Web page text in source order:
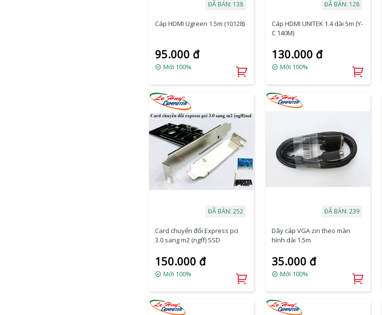
ĐÃ BÁN: 138
Cáp HDMI Ugreen 1.5m (10128)
95.000 đ
Mới 100%
ĐÃ BÁN: 128
Cáp HDMI UNITEK 1.4 dài 5m (Y-
C 140M)
130.000 đ
Mới 100%
ĐÃ BÁN: 252
Card chuyển đổi Express pci
3.0 sang m2 (ngff) SSD
150.000 đ
Mới 100%
ĐÃ BÁN: 239
Dây cáp VGA zin theo màn
hình dài 1.5m
35.000 đ
Mới 100%